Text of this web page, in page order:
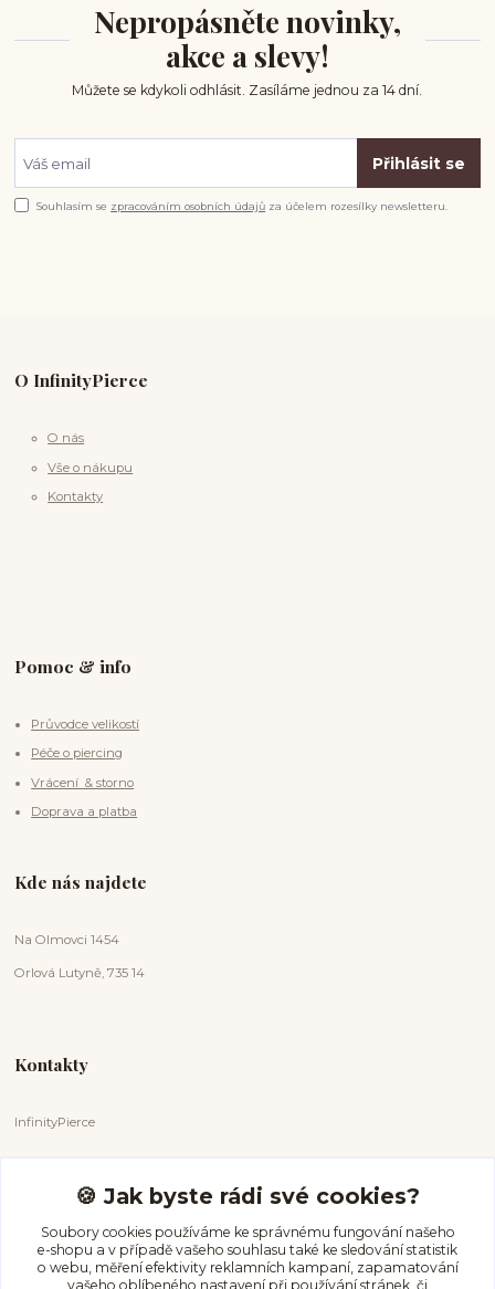
Nepropásněte novinky,
akce a slevy!
Můžete se kdykoli odhlásit. Zasíláme jednou za 14 dní.
Přihlásit se
Souhlasím se zpracováním osobních údajů za účelem rozesílky newsletteru.
O InfinityPierce
O nás
Vše o nákupu
Kontakty
Pomoc & info
Průvodce velikostí
Péče o piercing
Vrácení & storno
Doprava a platba
Kde nás najdete
Na Olmovci 1454
Orlová Lutyně, 735 14
Kontakty
InfinityPierce
+420 731 681 038
(Po-Ne, 9-18 hod.)
info@infinitypierce.cz
🍪 Jak byste rádi své cookies?
Soubory cookies používáme ke správnému fungování našeho
e-shopu a v případě vašeho souhlasu také ke sledování statistik
o webu, měření efektivity reklamních kampaní, zapamatování
vašeho oblíbeného nastavení při používání stránek, či